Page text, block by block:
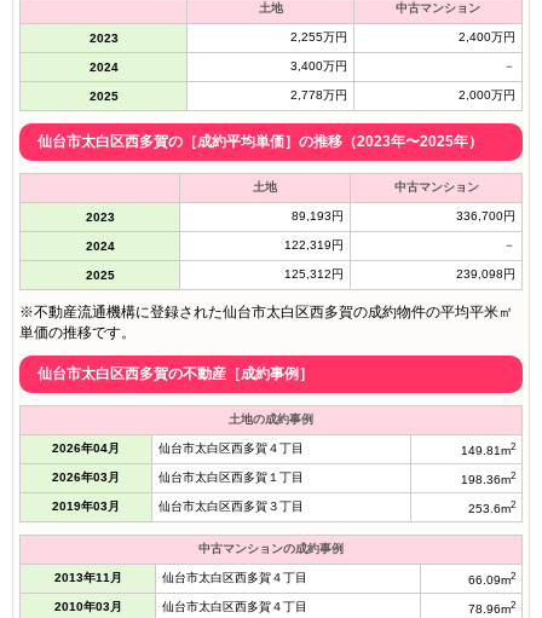
土地 中古マンション
2023 2,255万円 2,400万円
2024 3,400万円 －
2025 2,778万円 2,000万円
仙台市太白区西多賀の［成約平均単価］の推移（2023年〜2025年）
土地 中古マンション
2023 89,193円 336,700円
2024 122,319円 －
2025 125,312円 239,098円
※不動産流通機構に登録された仙台市太白区西多賀の成約物件の平均平米㎡
単価の推移です。
仙台市太白区西多賀の不動産［成約事例］
土地の成約事例
2026年04月 仙台市太白区西多賀４丁目 149.81m2
2026年03月 仙台市太白区西多賀１丁目 198.36m2
2019年03月 仙台市太白区西多賀３丁目 253.6m2
中古マンションの成約事例
2013年11月 仙台市太白区西多賀４丁目 66.09m2
2010年03月 仙台市太白区西多賀４丁目 78.96m2